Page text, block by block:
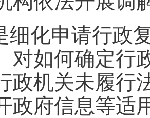
细化申请行政
对如何确定行
政机关未履行
政府信息等适